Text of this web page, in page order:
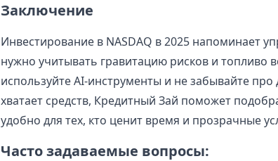
Заключение
Инвестирование в NASDAQ в 2025 напоминает
нужно учитывать гравитацию рисков и топливо
используйте AI-инструменты и не забывайте
хватает средств, Кредитный Зай поможет
удобно для тех, кто ценит время и прозрачные
Часто задаваемые вопросы: